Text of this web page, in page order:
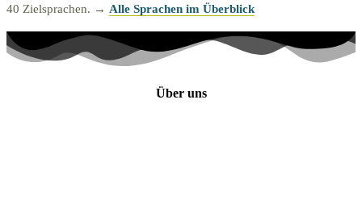
40 Zielsprachen. → Alle Sprachen im Überblick
Über uns